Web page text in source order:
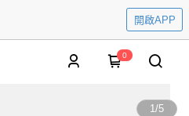
開啟APP
0
1/5